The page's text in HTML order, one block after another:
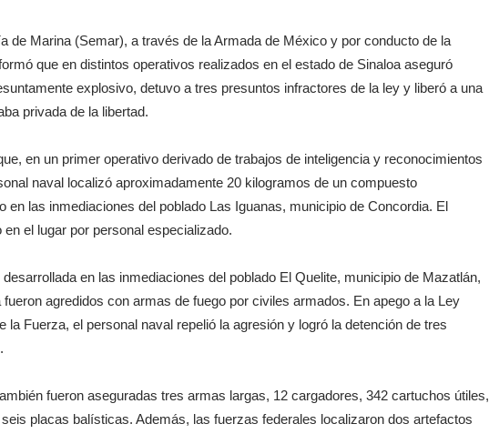
de Marina (Semar), a través de la Armada de México y por conducto de la
que en distintos operativos realizados en el estado de Sinaloa aseguró
explosivo, detuvo a tres presuntos infractores de la ley y liberó a una
privada de la libertad.
en un primer operativo derivado de trabajos de inteligencia y reconocimientos
naval localizó aproximadamente 20 kilogramos de un compuesto
en las inmediaciones del poblado Las Iguanas, municipio de Concordia. El
el lugar por personal especializado.
en las inmediaciones del poblado El Quelite, municipio de Mazatlán,
agredidos con armas de fuego por civiles armados. En apego a la Ley
la Fuerza, el personal naval repelió la agresión y logró la detención de tres
fueron aseguradas tres armas largas, 12 cargadores, 342 cartuchos útiles,
placas balísticas. Además, las fuerzas federales localizaron dos artefactos